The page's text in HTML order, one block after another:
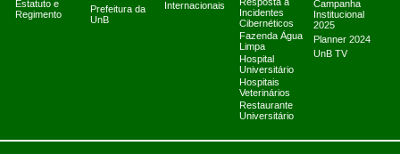
Estatuto e
Regimento
Prefeitura da
UnB
Internacionais
Resposta a
Incidentes
Cibernéticos
Fazenda Água
Limpa
Hospital
Universitário
Hospitais
Veterinários
Restaurante
Universitário
Campanha
Institucional
2025
Planner 2024
UnB TV